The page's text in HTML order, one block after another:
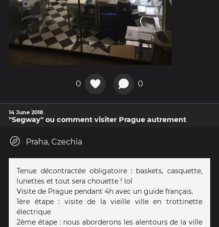
0 0
14 June 2018
"Segway" ou comment visiter Prague autrement
Praha, Czechia
Tenue décontractée obligatoire : baskets, casquette,
lunettes et tout sera chouette ! lol
Visite de Prague pendant 4h avec un guide français.
1ère étape : visite de la vieille ville en trottinette
électrique
2ème étape : nous aborderons les alentours de la ville